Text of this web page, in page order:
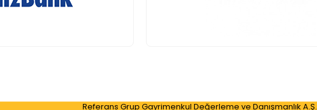
Referans Grup Gayrimenkul Değerleme ve Danışmanlık A.Ş.